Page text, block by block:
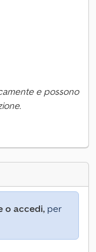
e possono
o accedi, per